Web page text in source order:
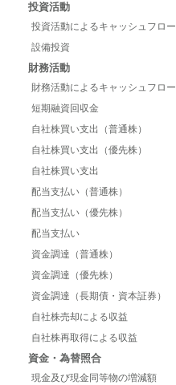
投資活動
投資活動によるキャッシュフロー
設備投資
財務活動
財務活動によるキャッシュフロー
短期融資回収金
自社株買い支出（普通株）
自社株買い支出（優先株）
自社株買い支出
配当支払い（普通株）
配当支払い（優先株）
配当支払い
資金調達（普通株）
資金調達（優先株）
資金調達（長期債・資本証券）
自社株売却による収益
自社株再取得による収益
資金・為替照合
現金及び現金同等物の増減額